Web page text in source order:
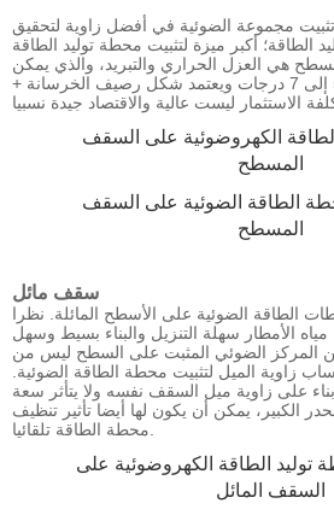
مجموعة الضوئية في أفضل زاوية لتحقيق
الطاقة؛ أكبر ميزة لتثبيت محطة توليد الطاقة
هي العزل الحراري والتبريد، والذي يمكن
تبريده بشكل عام بنسبة 5 إلى 7 درجات ويعتمد شكل رصيف الخرسانة +
الطاقة الكهروضوئية على السقف
المسطح
محطة الطاقة الضوئية على السقف
المسطح
سقف مائل
الطاقة الضوئية على الأسطح المائلة. نظرا
الأمطار سهلة التنزيل والبناء بسيط وسهل
المركز الضوئي المثبت على السطح ليس من
زاوية الميل لتثبيت محطة الطاقة الضوئية.
بناء على زاوية ميل السقف نفسه ولا يتأثر سعة
الكبير، يمكن أن يكون لها أيضا تأثير تنظيف
محطة توليد الطاقة الكهروضوئية على
السقف المائل